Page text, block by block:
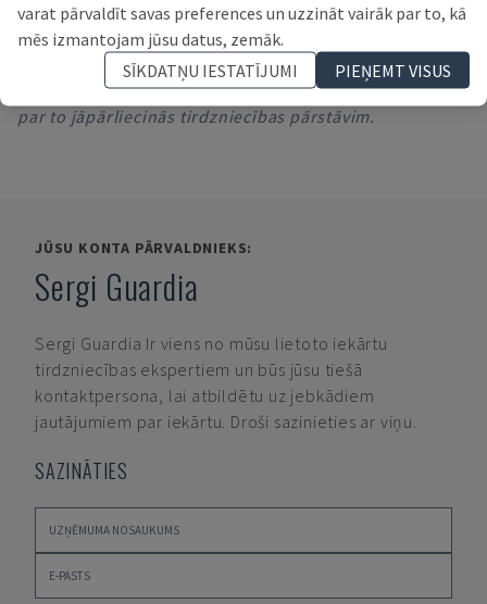
Šķeldas konveijers
Iekšējā dzesēšanas šķidruma padeve
*Parādītie dati var atšķirties no faktiskajām vērtībām,
par to jāpārliecinās tirdzniecības pārstāvim.
JŪSU KONTA PĀRVALDNIEKS:
Sergi Guardia
Sergi Guardia Ir viens no mūsu lietoto iekārtu
tirdzniecības ekspertiem un būs jūsu tiešā
kontaktpersona, lai atbildētu uz jebkādiem
jautājumiem par iekārtu. Droši sazinieties ar viņu.
SAZINĀTIES
varat pārvaldīt savas preferences un uzzināt vairāk par to, kā
mēs izmantojam jūsu datus, zemāk.
SĪKDATŅU IESTATĪJUMI
PIEŅEMT VISUS